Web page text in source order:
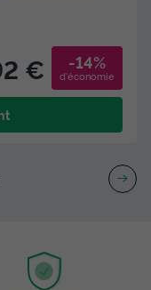
€ -14%
d'économie